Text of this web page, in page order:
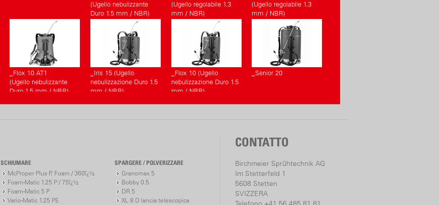
(Ugello nebulizzante
Duro 1.5 mm / NBR)
(Ugello regolabile 1.3
mm / NBR)
(Ugello regolabile 1.3
mm / NBR)
_Flox 10 AT1
(Ugello nebulizzante
Duro 1.5 mm / NBR)
_Iris 15 (Ugello
nebulizzazione Duro 1.5
mm / NBR)
_Flox 10 (Ugello
nebulizzazione Duro 1.5
mm / NBR)
_Senior 20
SCHIUMARE
McProper Plus P, Foam / 360ï¿½
Foam-Matic 1.25 P / 75ï¿½
Foam-Matic 5 P
Vario-Matic 1.25 PE
SPARGERE / POLVERIZZARE
Granomax 5
Bobby 0.5
DR 5
XL 8 D lancia telescopica
CONTATTO
Birchmeier Sprühtechnik AG
Im Stetterfeld 1
5608 Stetten
SVIZZERA